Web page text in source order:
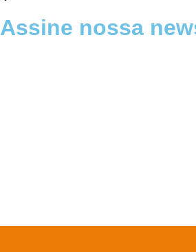
Assine nossa